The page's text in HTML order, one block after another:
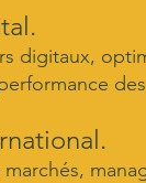
digitaux,